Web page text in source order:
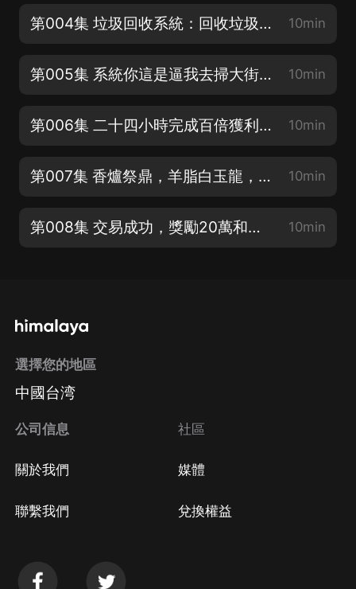
第004集 垃圾回收系統：回收垃圾攢金幣【求滿星好評啦！】 10min
第005集 系統你這是逼我去掃大街啊【請把月票狠狠的砸向我吧！】 10min
第006集 二十四小時完成百倍獲利任務？離譜到家了！ 10min
第007集 香爐祭鼎，羊脂白玉龍，大禹青石板，大禹之劍！三哥快來啊 10min
第008集 交易成功，獎勵20萬和私人【求大富翁賞大月票~】别墅一棟！ 10min
選擇您的地區
中國台湾
公司信息
關於我們
聯繫我們
社區
媒體
兌換權益